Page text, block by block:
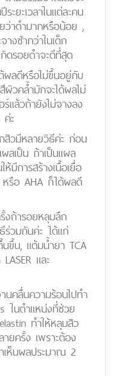
ะยะเวลาในแต่ละคน
าดำมากหรือน้อย ,
งช้ากว่าในเด็ก
ดรอยดำจะดีที่สุด
ผลดีหรือไม่ขึ้นอยู่กับ
วคล้ำมักจะได้ผลไม่
แล้วถ้ายังไม่จางลง
ะ
สิวมีหลายวิธีค่ะ ก่อน
ลเป็น ถ้าเป็นแผล
มีการสร้างเนื้อเยื่อ
รือ AHA ก็ได้ผลดี
งถ้ารอยหลุมลึก
ร่วมกันค่ะ ได้แก่
ขึ้น, แต้มน้ำยา TCA
และ
นคลื่นความร้อนไปทำ
ในตำแหน่งที่ช่วย
ทำให้หลุมสิว
ยครั้ง เพราะต้อง
เห็นผลประมาณ 2